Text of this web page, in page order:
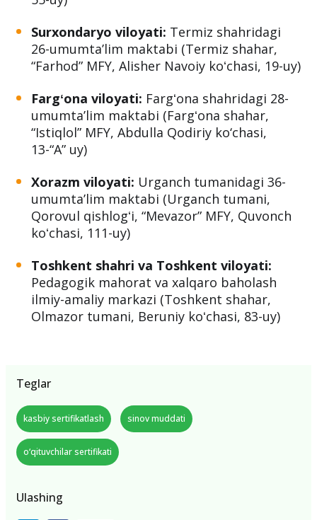
Surxondaryo viloyati: Termiz shahridagi
26-umumtaʼlim maktabi (Termiz shahar,
“Farhod” MFY, Alisher Navoiy koʻchasi, 19-uy)
Fargʻona viloyati: Fargʻona shahridagi 28-
umumtaʼlim maktabi (Fargʻona shahar,
“Istiqlol” MFY, Abdulla Qodiriy ko‘chasi,
13-“A” uy)
Xorazm viloyati: Urganch tumanidagi 36-
umumtaʼlim maktabi (Urganch tumani,
Qorovul qishlogʻi, “Mevazor” MFY, Quvonch
koʻchasi, 111-uy)
Toshkent shahri va Toshkent viloyati:
Pedagogik mahorat va xalqaro baholash
ilmiy-amaliy markazi (Toshkent shahar,
Olmazor tumani, Beruniy koʻchasi, 83-uy)
Teglar
kasbiy sertifikatlash sinov muddati
o‘qituvchilar sertifikati
Ulashing